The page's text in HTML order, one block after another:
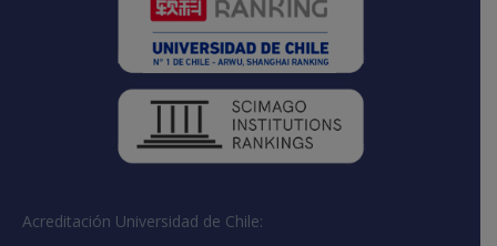
Acreditación Universidad de Chile: